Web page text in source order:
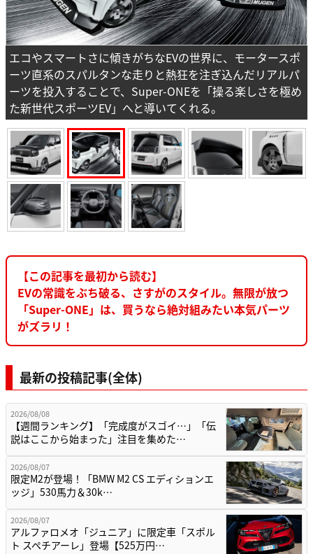
エコやスマートさに傾きがちなEVの世界に、モータースポ
ーツ直系のスパルタンな走りと熱狂を注ぎ込んだリアルパ
ーツを投入することで、Super-ONEを「操る楽しさを極め
た新世代スポーツEV」へと導いてくれる。
【この記事を最初から読む】
EVの常識をぶち破る、さすがのスタイル。無限が放つ
「Super-ONE」は、買うなら絶対組みたい本気パーツ
がズラリ！
最新の投稿記事(全体)
2026/08/08
【週間ランキング】「完成度がスゴイ…」「伝
説はここから始まった」注目を集めた…
2026/08/07
限定M2が登場！「BMW M2 CS エディションエ
ッジ」530馬力＆30k…
2026/08/07
アルファロメオ「ジュニア」に限定車「スポル
ト スペチアーレ」登場【525万円…